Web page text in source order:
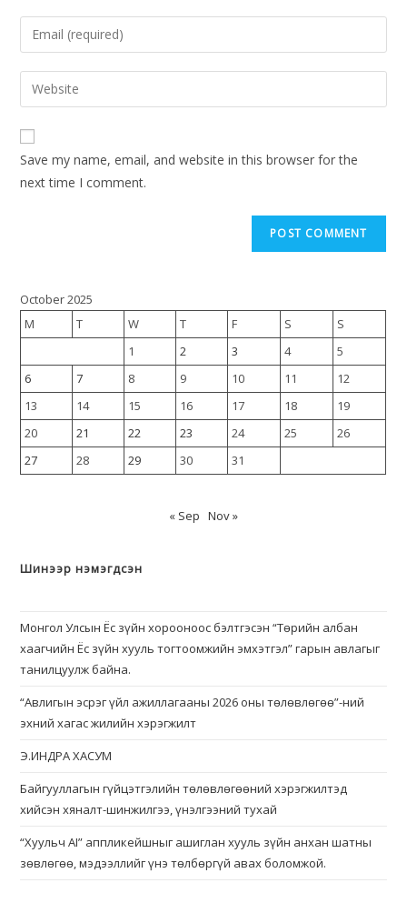
Save my name, email, and website in this browser for the
next time I comment.
October 2025
M
T W T F S
S
1
2 3 4
5
6
7 8 9 10 11
12
13
14 15 16 17 18
19
20
21 22 23 24 25
26
27
28 29 30 31
« Sep Nov »
Шинээр нэмэгдсэн
Монгол Улсын Ёс зүйн хорооноос бэлтгэсэн “Төрийн албан
хаагчийн Ёс зүйн хууль тогтоомжийн эмхэтгэл” гарын авлагыг
танилцуулж байна.
“Авлигын эсрэг үйл ажиллагааны 2026 оны төлөвлөгөө”-ний
эхний хагас жилийн хэрэгжилт
Э.ИНДРА ХАСУМ
Байгууллагын гүйцэтгэлийн төлөвлөгөөний хэрэгжилтэд
хийсэн хяналт-шинжилгээ, үнэлгээний тухай
“Хуульч АІ” аппликейшныг ашиглан хууль зүйн анхан шатны
зөвлөгөө, мэдээллийг үнэ төлбөргүй авах боломжой.